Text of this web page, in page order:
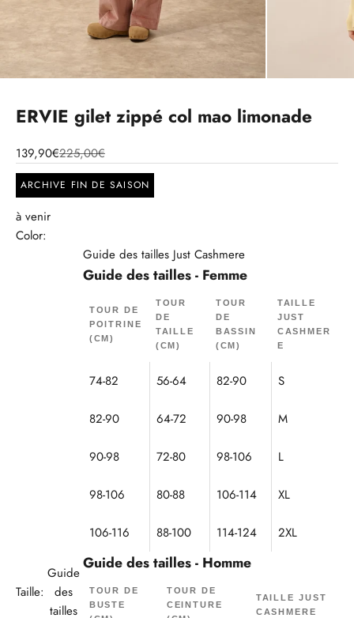
ERVIE gilet zippé col mao limonade
139,90€225,00€
ARCHIVE FIN DE SAISON
à venir
Color:
Taille:
Guide
des
tailles
Guide des tailles Just Cashmere
Guide des tailles - Femme
TOUR DE
POITRINE
(CM)
TOUR
DE
TAILLE
(CM)
TOUR
DE
BASSIN
(CM)
TAILLE
JUST
CASHMER
E
74-82 56-64 82-90 S
82-90 64-72 90-98 M
90-98 72-80 98-106 L
98-106 80-88 106-114 XL
106-116 88-100 114-124 2XL
Guide des tailles - Homme
TOUR DE
BUSTE
TOUR DE
CEINTURE
TAILLE JUST
CASHMERE